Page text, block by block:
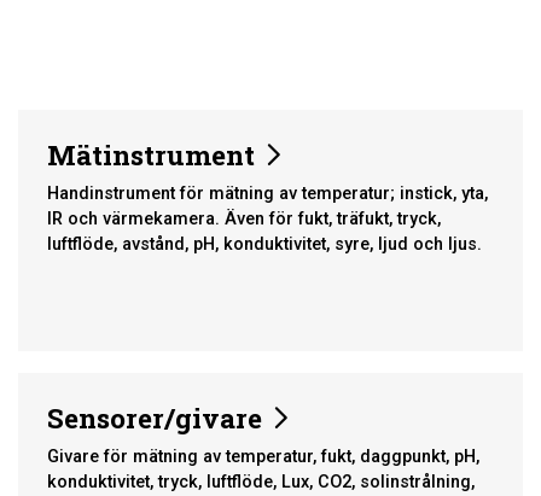
Mätinstrument
Handinstrument för mätning av temperatur; instick, yta,
IR och värmekamera. Även för fukt, träfukt, tryck,
luftflöde, avstånd, pH, konduktivitet, syre, ljud och ljus.
Sensorer/givare
Givare för mätning av temperatur, fukt, daggpunkt, pH,
konduktivitet, tryck, luftflöde, Lux, CO2, solinstrålning,